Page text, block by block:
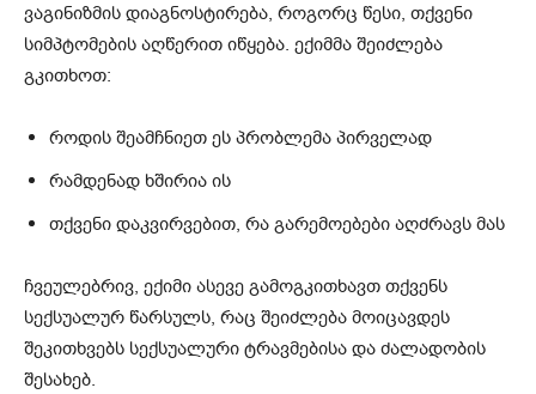
ვაგინიზმის დიაგნოსტირება, როგორც წესი, თქვენი
სიმპტომების აღწერით იწყება. ექიმმა შეიძლება
გკითხოთ:
როდის შეამჩნიეთ ეს პრობლემა პირველად
რამდენად ხშირია ის
თქვენი დაკვირვებით, რა გარემოებები აღძრავს მას
ჩვეულებრივ, ექიმი ასევე გამოგკითხავთ თქვენს
სექსუალურ წარსულს, რაც შეიძლება მოიცავდეს
შეკითხვებს სექსუალური ტრავმებისა და ძალადობის
შესახებ.